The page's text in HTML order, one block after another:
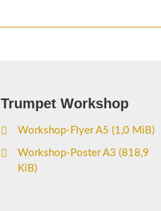
Trumpet Workshop
Workshop-Flyer A5 (1,0 MiB)
Workshop-Poster A3 (818,9
KiB)